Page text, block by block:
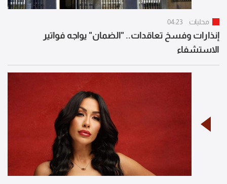
محليات 04:23
إنذارات وفسخ تعاقدات.. "الضمان" يواجه فواتير
الاستشفاء